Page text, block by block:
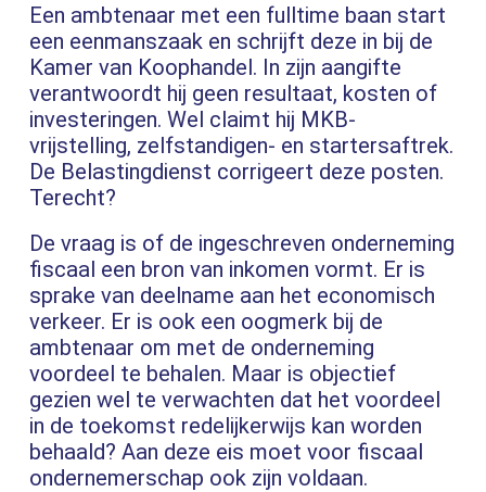
Een ambtenaar met een fulltime baan start
een eenmanszaak en schrijft deze in bij de
Kamer van Koophandel. In zijn aangifte
verantwoordt hij geen resultaat, kosten of
investeringen. Wel claimt hij MKB-
vrijstelling, zelfstandigen- en startersaftrek.
De Belastingdienst corrigeert deze posten.
Terecht?
De vraag is of de ingeschreven onderneming
fiscaal een bron van inkomen vormt. Er is
sprake van deelname aan het economisch
verkeer. Er is ook een oogmerk bij de
ambtenaar om met de onderneming
voordeel te behalen. Maar is objectief
gezien wel te verwachten dat het voordeel
in de toekomst redelijkerwijs kan worden
behaald? Aan deze eis moet voor fiscaal
ondernemerschap ook zijn voldaan.